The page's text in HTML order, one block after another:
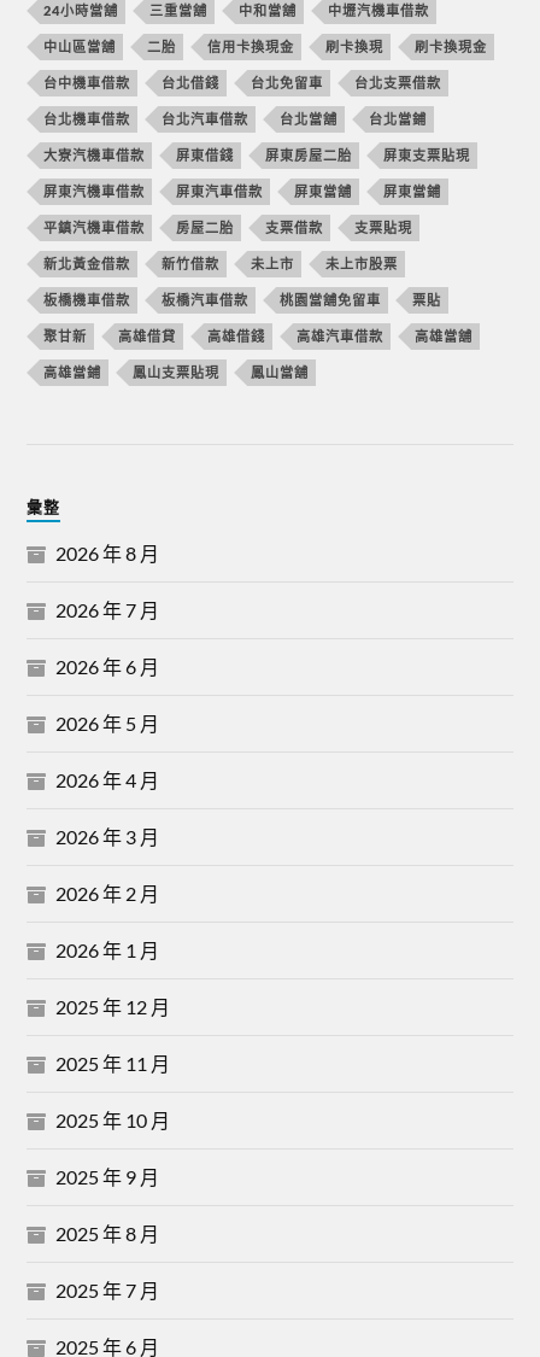
24小時當舖 三重當舖 中和當舖 中壢汽機車借款
中山區當舖 二胎 信用卡換現金 刷卡換現 刷卡換現金
台中機車借款 台北借錢 台北免留車 台北支票借款
台北機車借款 台北汽車借款 台北當舖 台北當鋪
大寮汽機車借款 屏東借錢 屏東房屋二胎 屏東支票貼現
屏東汽機車借款 屏東汽車借款 屏東當舖 屏東當鋪
平鎮汽機車借款 房屋二胎 支票借款 支票貼現
新北黃金借款 新竹借款 未上市 未上市股票
板橋機車借款 板橋汽車借款 桃園當舖免留車 票貼
聚甘新 高雄借貸 高雄借錢 高雄汽車借款 高雄當舖
高雄當鋪 鳳山支票貼現 鳳山當舖
彙整
2026 年 8 月
2026 年 7 月
2026 年 6 月
2026 年 5 月
2026 年 4 月
2026 年 3 月
2026 年 2 月
2026 年 1 月
2025 年 12 月
2025 年 11 月
2025 年 10 月
2025 年 9 月
2025 年 8 月
2025 年 7 月
2025 年 6 月